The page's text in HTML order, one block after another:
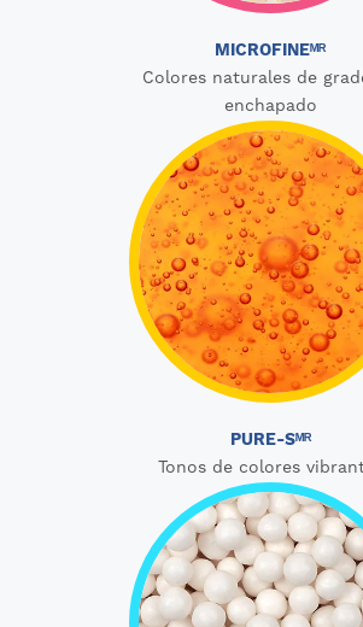
MICROFINEᴹᴿ
Colores naturales de
enchapado
PURE-Sᴹᴿ
Tonos de colores